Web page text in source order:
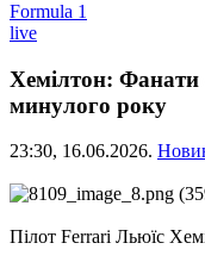
Formula 1
live
Хемілтон: Фанати
минулого року
23:30, 16.06.2026.
Пілот Ferrari Льюїс